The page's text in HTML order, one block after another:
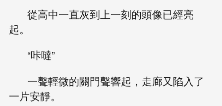
從高中一直灰到上一刻的頭像已經亮
起。
“咔噠”
一聲輕微的關門聲響起，走廊又陷入了
一片安靜。